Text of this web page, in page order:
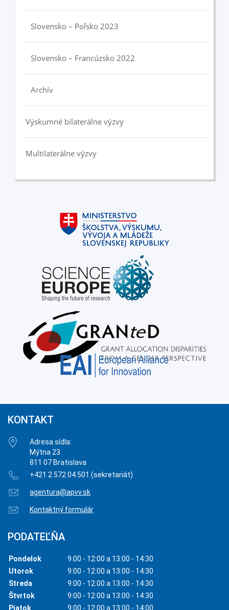
Slovensko – Poľsko 2023
Slovensko – Francúzsko 2022
Archív
Výskumné bilaterálne výzvy
Multilaterálne výzvy
KONTAKT
Adresa sídla:
Mýtna 23
811 07 Bratislava
+421 2 572 04 501 (sekretariát)
agentura@apvv.sk
Kontaktný formulár
PODATEĽŇA
Pondelok
9:00 - 12:00 a 13:00 - 14:30
Utorok
9:00 - 12:00 a 13:00 - 14:30
Streda
9:00 - 12:00 a 13:00 - 14:30
Štvrtok
9:00 - 12:00 a 13:00 - 14:30
Piatok
9:00 - 12:00 a 13:00 - 14:00